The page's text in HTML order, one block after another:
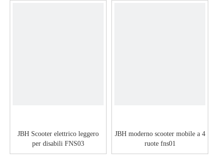
JBH Scooter elettrico leggero
per disabili FNS03
JBH moderno scooter mobile a 4
ruote fns01